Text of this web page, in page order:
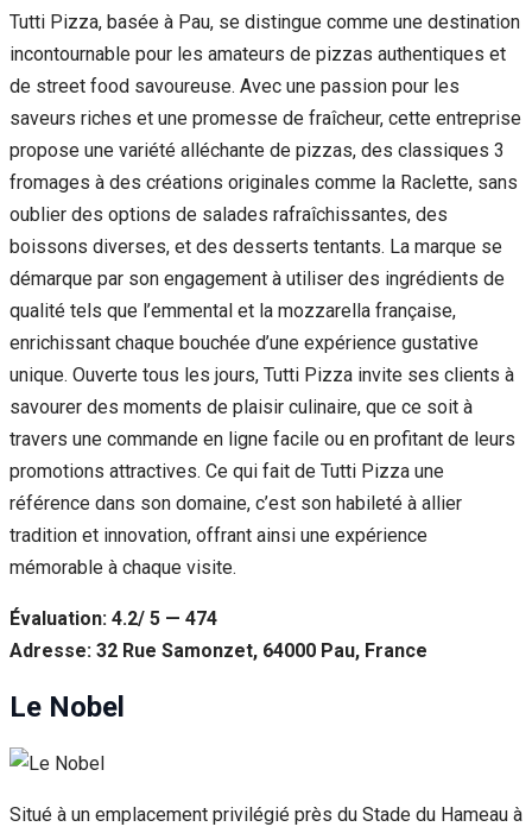
Tutti Pizza, basée à Pau, se distingue comme une destination
incontournable pour les amateurs de pizzas authentiques et
de street food savoureuse. Avec une passion pour les
saveurs riches et une promesse de fraîcheur, cette entreprise
propose une variété alléchante de pizzas, des classiques 3
fromages à des créations originales comme la Raclette, sans
oublier des options de salades rafraîchissantes, des
boissons diverses, et des desserts tentants. La marque se
démarque par son engagement à utiliser des ingrédients de
qualité tels que l’emmental et la mozzarella française,
enrichissant chaque bouchée d’une expérience gustative
unique. Ouverte tous les jours, Tutti Pizza invite ses clients à
savourer des moments de plaisir culinaire, que ce soit à
travers une commande en ligne facile ou en profitant de leurs
promotions attractives. Ce qui fait de Tutti Pizza une
référence dans son domaine, c’est son habileté à allier
tradition et innovation, offrant ainsi une expérience
mémorable à chaque visite.
Évaluation: 4.2/ 5 — 474
Adresse: 32 Rue Samonzet, 64000 Pau, France
Le Nobel
Situé à un emplacement privilégié près du Stade du Hameau à